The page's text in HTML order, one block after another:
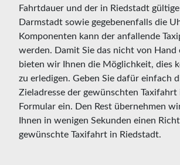
Fahrtdauer und der in Riedstadt
Darmstadt sowie gegebenenfalls die
Komponenten kann der anfallende
werden. Damit Sie das nicht von Hand
bieten wir Ihnen die Möglichkeit, dies
zu erledigen. Geben Sie dafür einfach
Zieladresse der gewünschten Taxifahrt
Formular ein. Den Rest übernehmen
Ihnen in wenigen Sekunden einen
gewünschte Taxifahrt in Riedstadt.